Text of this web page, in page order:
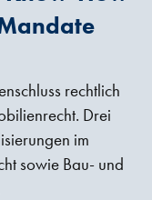
rechtlich
Drei
im
sowie Bau- und